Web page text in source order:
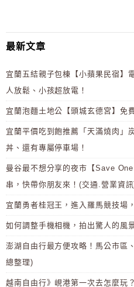
最新文章
宜蘭五結親子包棟【小蘋果民宿】
人放鬆、小孩超放電！
宜蘭泡麵土地公【頭城玄德宮】免
宜蘭平價吃到飽推薦「天滿燒肉」
丼、還有專屬停車場！
曼谷最不想分享的夜市【Save
串，快帶你朋友來！(交通.營業資
宜蘭勇者桂冠王，進入羅馬競技場
如何調整手機相機，拍出驚人的風
澎湖自由行最方便攻略！馬公市區
總整理)
越南自由行》峴港第一次去怎麼玩